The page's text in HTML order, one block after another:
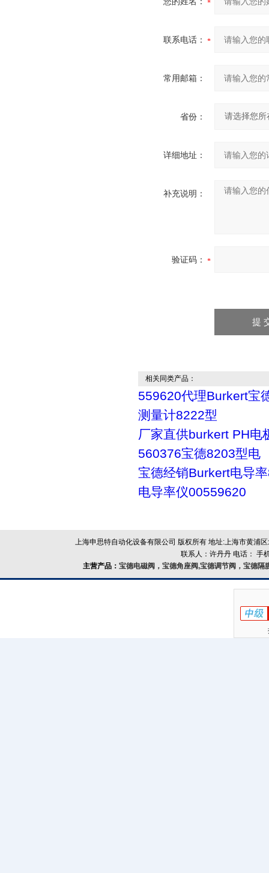
联系电话：
常用邮箱：
省份：
详细地址：
补充说明：
验证码：
相关同类产品：
559620代理Burkert宝
测量计8222型
厂家直供burkert PH电
560376宝德8203型电
宝德经销Burkert电导
电导率仪00559620
上海申思特自动化设备有限公司 版权所有 地址:上海市黄浦
联系人：许丹丹 电话： 手
主营产品：宝德电磁阀，宝德角座阀,宝德调节阀，宝德